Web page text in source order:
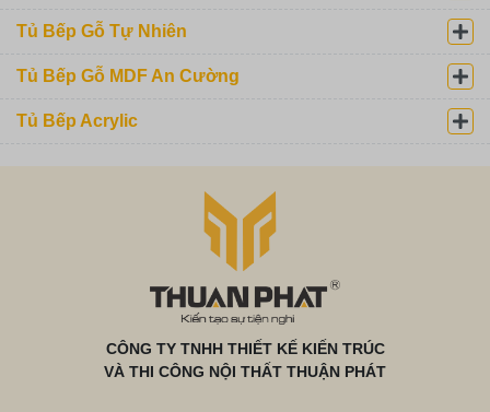
Tủ Bếp Gỗ Tự Nhiên
Tủ Bếp Gỗ MDF An Cường
Tủ Bếp Acrylic
CÔNG TY TNHH THIẾT KẾ KIẾN TRÚC
VÀ THI CÔNG NỘI THẤT THUẬN PHÁT